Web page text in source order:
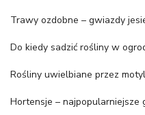
Trawy ozdobne – gwiazdy
Do kiedy sadzić rośliny w
Rośliny uwielbiane przez
Hortensje – najpopularniejsze